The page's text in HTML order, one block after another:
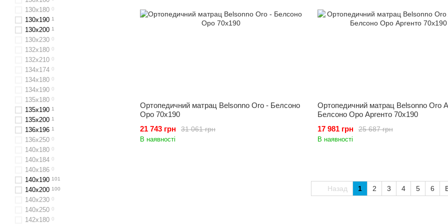
Ортопедичний матрац Belsonno Oro - Белсоно
Оро 70x190
31 061 грн
21 743 грн
В наявності
Ортопедичний матрац Belsonno Oro
Белсоно Оро Аргенто 70x190
25 687 грн
17 981 грн
В наявності
Назад 1 2 3 4 5 6
130x180 0
130х190 1
130x200 1
130x230 0
132x180 0
132х210 0
134х174 0
134х180 0
134х190 0
135х180 0
135х190 1
135х200 1
136х196 1
136x250 0
140х180 0
140х184 0
140х186 0
140x190 101
140x200 100
140x230 0
140x250 0
142x180 0